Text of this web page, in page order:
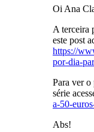
Oi Ana
A terceira
este post
https://
por-dia-
Para ver
série
a-50-
Abs!